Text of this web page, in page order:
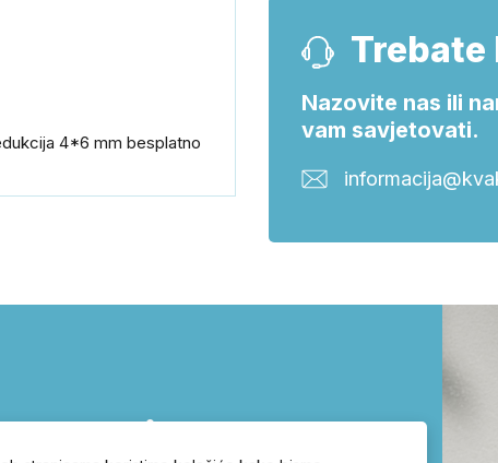
4*6 mm besplatno
Trebate
Nazovite nas ili
vam savjetovati.